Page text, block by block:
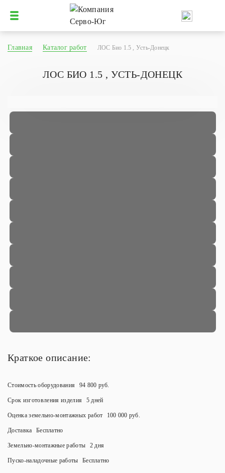
Главная Каталог работ ЛОС Био 1.5 , Усть-Донецк
ЛОС БИО 1.5 , УСТЬ-ДОНЕЦК
Краткое описание:
Стоимость оборудования 94 800 руб.
Срок изготовления изделия 5 дней
Оценка земельно-монтажных работ 100 000 руб.
Доставка Бесплатно
Земельно-монтажные работы 2 дня
Пуско-наладочные работы Бесплатно